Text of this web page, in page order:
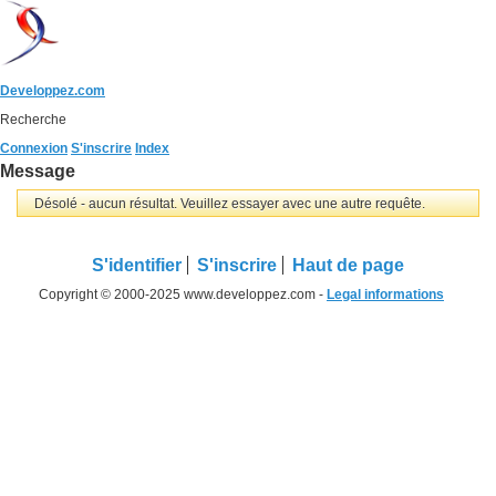
Developpez.com
Recherche
Connexion S'inscrire Index
Message
Désolé - aucun résultat. Veuillez essayer avec une autre requête.
S'identifier S'inscrire Haut de page
Copyright © 2000-2025 www.developpez.com - Legal informations